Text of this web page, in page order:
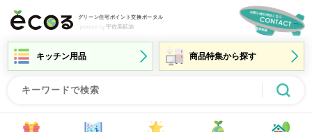
グリーン住宅ポイント交換ポータル
produce by 宇佐美鉱油